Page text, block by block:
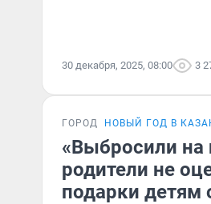
30 декабря, 2025, 08:00 3
ГОРОД НОВЫЙ ГОД В
«Выбросили на
родители не
подарки детям